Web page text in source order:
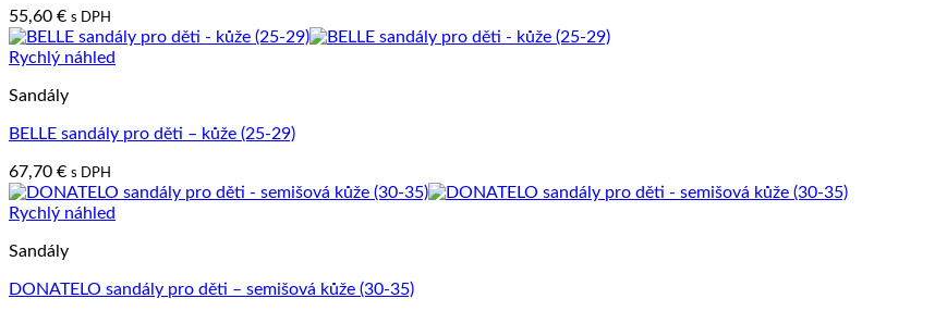
55,60 € s DPH
Rychlý náhled
Sandály
BELLE sandály pro děti – kůže (25-29)
67,70 € s DPH
Rychlý náhled
Sandály
DONATELO sandály pro děti – semišová kůže (30-35)